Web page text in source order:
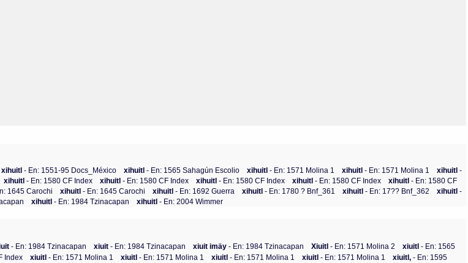
xihuitl- En: 1551-95 Docs_México xihuitl- En: 1565 Sahagún Escolio xihuitl- En: 1571 Molina 1 xihuitl- En: 1571 Molina 1 xihuitl-
xihuitl- En: 1580 CF Index xihuitl- En: 1580 CF Index xihuitl- En: 1580 CF Index xihuitl- En: 1580 CF Index xihuitl- En: 1580 CF
1645 Carochi xihuitl- En: 1645 Carochi xihuitl- En: 1692 Guerra xihuitl- En: 1780 ? Bnf_361 xihuitl- En: 17?? Bnf_362 xihuitl-
xihuitl- En: 1984 Tzinacapan xihuitl- En: 2004 Wimmer
- En: 1984 Tzinacapan xiuit - En: 1984 Tzinacapan xiuit imäy - En: 1984 Tzinacapan Xiuitl - En: 1571 Molina 2 xiuitl - En: 1565
Index xiuitl - En: 1571 Molina 1 xiuitl - En: 1571 Molina 1 xiuitl - En: 1571 Molina 1 xiuitl - En: 1571 Molina 1 xiuitl, - En: 1595